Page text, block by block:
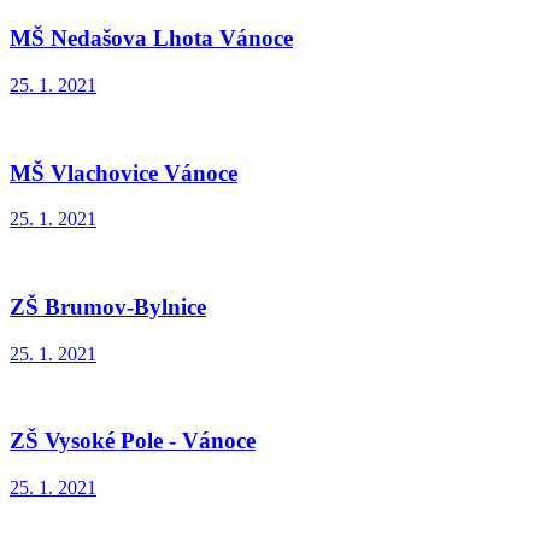
MŠ Nedašova Lhota Vánoce
25. 1. 2021
MŠ Vlachovice Vánoce
25. 1. 2021
ZŠ Brumov-Bylnice
25. 1. 2021
ZŠ Vysoké Pole - Vánoce
25. 1. 2021